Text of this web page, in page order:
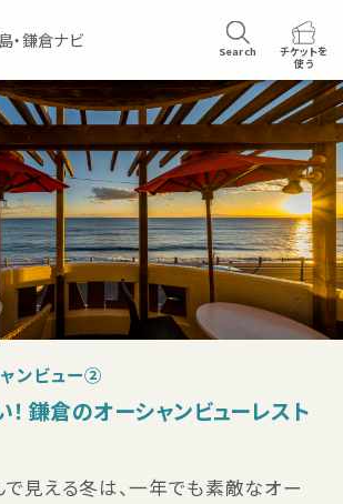
Search
チケットを
使う
ンビュー②
！ 鎌倉のオーシャンビューレスト
見える冬は、一年でも素敵なオー